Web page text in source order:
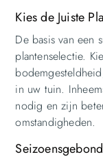
Kies de Juiste
De basis van een
plantenselectie.
in uw tuin.
nodig en zijn
omstandigheden.